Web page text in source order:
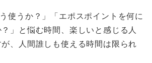
使うか？」「エポスポイントを何に
」と悩む時間、楽しいと感じる人
、人間誰しも使える時間は限られ